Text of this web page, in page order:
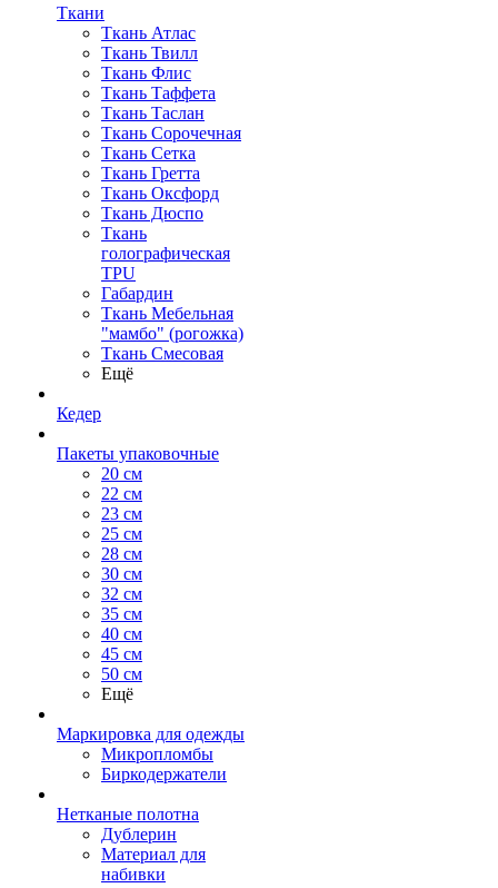
Ткани
Ткань Атлас
Ткань Твилл
Ткань Флис
Ткань Таффета
Ткань Таслан
Ткань Сорочечная
Ткань Сетка
Ткань Гретта
Ткань Оксфорд
Ткань Дюспо
Ткань
голографическая
TPU
Габардин
Ткань Мебельная
"мамбо" (рогожка)
Ткань Смесовая
Ещё
Кедер
Пакеты упаковочные
20 см
22 см
23 см
25 см
28 см
30 см
32 см
35 см
40 см
45 см
50 см
Ещё
Маркировка для одежды
Микропломбы
Биркодержатели
Нетканые полотна
Дублерин
Материал для
набивки